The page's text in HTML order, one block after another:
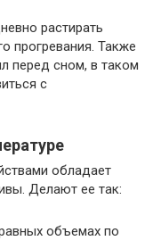
растирать
прогревания. Также
перед сном, в таком
с
обладает
Делают ее так:
объемах по